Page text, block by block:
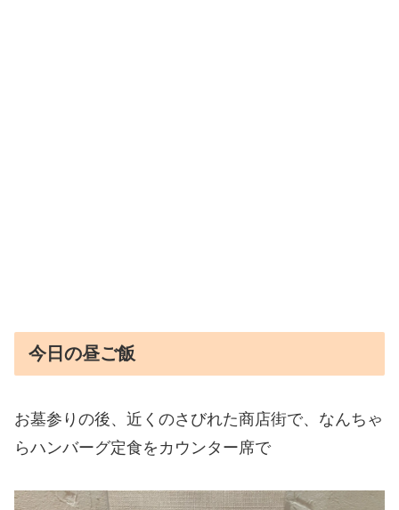
今日の昼ご飯
お墓参りの後、近くのさびれた商店街で、なんちゃ
らハンバーグ定食をカウンター席で